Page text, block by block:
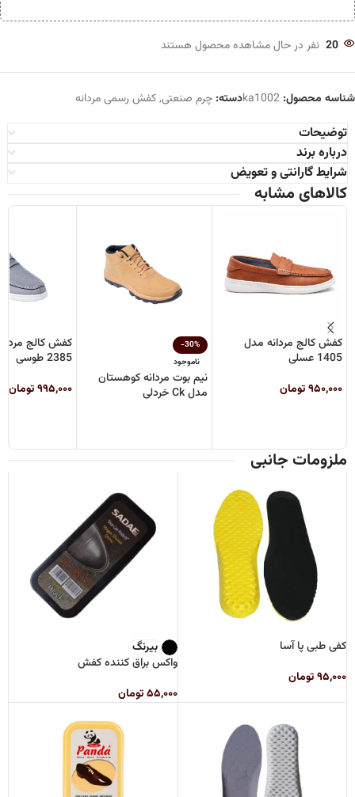
20 نفر در حال مشاهده محصول هستند
شناسه محصول: ka1002دسته: چرم صنعتی,کفش رسمی مردانه
توضیحات
درباره برند
شرایط گارانتی و تعویض
کالاهای مشابه
کفش کالج مردانه مدل
1405 عسلی
۹۵۰,۰۰۰تومان
-30%
ناموجود
نیم بوت مردانه کوهستان
مدل Ck خردلی
کفش کالج
2385 طوسی
۹۹۵,۰۰۰تومان
ملزومات جانبی
کفی طبی پا آسا
۹۵,۰۰۰تومان
بیرنگ
واکس براق کننده کفش
۵۵,۰۰۰ تومان